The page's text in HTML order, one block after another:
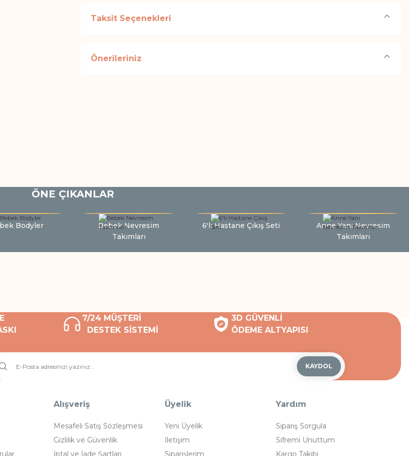
Taksit Seçenekleri
Önerileriniz
ÖNE ÇIKANLAR
Bodyler
Bebek Nevresim
Takımları
6'lı Hastane Çıkış Seti
Anne Yanı Nevresim
Takımları
7/24 MÜŞTERİ
DESTEK SİSTEMİ
3D GÜVENLİ
ÖDEME ALTYAPISI
KAYDOL
Alışveriş
Mesafeli Satış Sözleşmesi
Gizlilik ve Güvenlik
İptal ve İade Şartları
Üyelik
Yeni Üyelik
İletişim
Siparişlerim
Yardım
Sipariş Sorgula
Sifremi Unuttum
Kargo Takibi